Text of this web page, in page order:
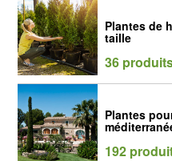
Plantes de
taille
36
Plantes
192